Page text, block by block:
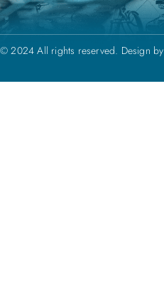
© 2024 All rights reserved. Design by